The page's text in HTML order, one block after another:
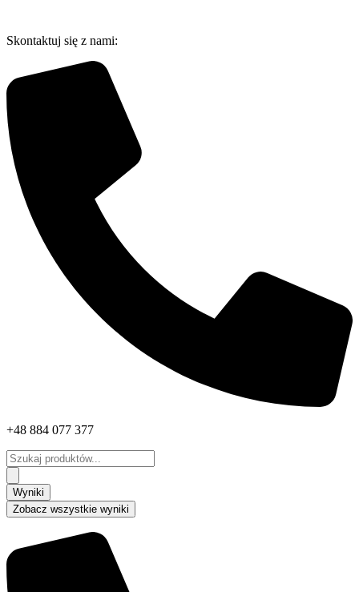
treści
Skontaktuj się z nami:
+48 884 077 377
Search
...
Wyniki
Zobacz wszystkie wyniki